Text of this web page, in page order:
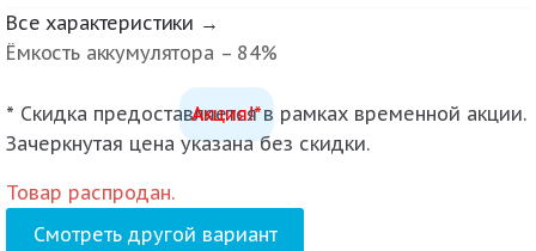
Все характеристики →
Ёмкость аккумулятора – 84%
Акция!*
* Скидка предоставляется в рамках временной акции.
Зачеркнутая цена указана без скидки.
Товар распродан.
Смотреть другой вариант